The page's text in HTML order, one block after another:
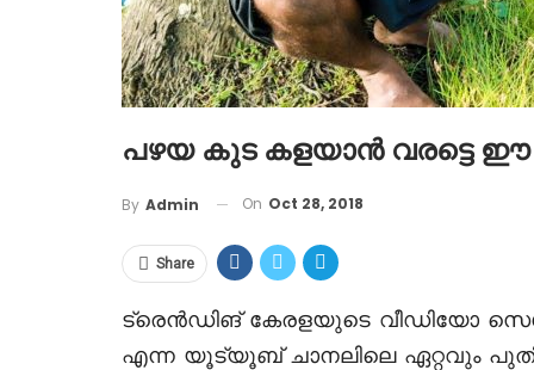
പഴയ കുട കളയാൻ വരട്ടെ
By Admin On Oct 28, 2018
Share
ട്രെൻഡിങ് കേരളയുടെ വീഡിയോ
എന്ന യൂട്യൂബ് ചാനലിലെ ഏറ്റവും പുതിയ